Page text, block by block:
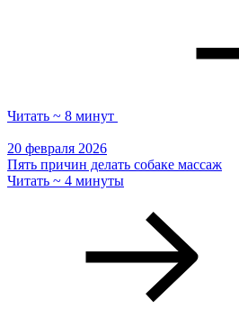
Читать ~ 8 минут
20 февраля 2026
Пять причин делать собаке массаж
Читать ~ 4 минуты